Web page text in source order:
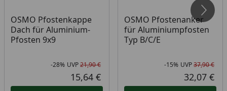
OSMO Pfostenkappe
Dach für Aluminium-
Pfosten 9x9
Rabatt in Prozent
-28%
Ursprünglicher Preis
UVP21,90 €
Aktueller Preis
15,64 €
OSMO Pfostenanker
für Aluminiumpfosten
Typ B/C/E
-15% UVP37,90 €
32,07 €